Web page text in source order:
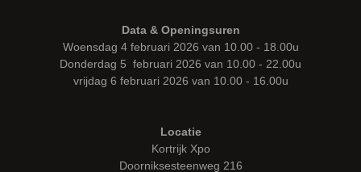
Data & Openingsuren
Woensdag 4 februari 2026 van 10.00 - 18.00u
Donderdag 5 februari 2026 van 10.00 - 22.00u
vrijdag 6 februari 2026 van 10.00 - 16.00u
Locatie
Kortrijk Xpo
Doorniksesteenweg 216